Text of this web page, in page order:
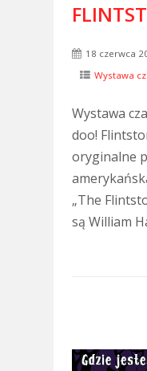
18 czerwca
Wystawa
Wystawa
doo!
oryginalne
„The
są William